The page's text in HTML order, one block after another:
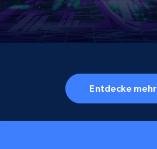
Entdecke mehr